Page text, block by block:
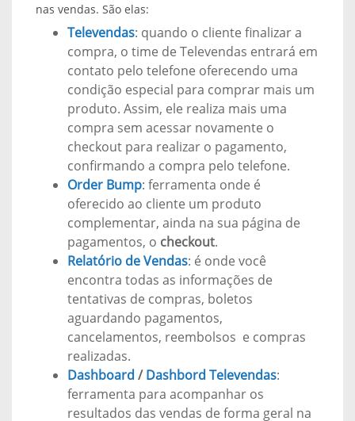
nas vendas. São elas:
Televendas: quando o cliente finalizar a
compra, o time de Televendas entrará em
contato pelo telefone oferecendo uma
condição especial para comprar mais um
produto. Assim, ele realiza mais uma
compra sem acessar novamente o
checkout para realizar o pagamento,
confirmando a compra pelo telefone.
Order Bump: ferramenta onde é
oferecido ao cliente um produto
complementar, ainda na sua página de
pagamentos, o checkout.
Relatório de Vendas: é onde você
encontra todas as informações de
tentativas de compras, boletos
aguardando pagamentos,
cancelamentos, reembolsos e compras
realizadas.
Dashboard /Dashbord Televendas:
ferramenta para acompanhar os
resultados das vendas de forma geral na